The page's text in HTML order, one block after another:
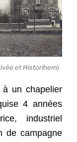
et Historihem)
un chapelier
4 années
industriel
de campagne